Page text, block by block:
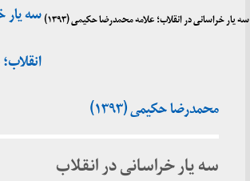
سه یار خراسانی در انقلاب؛ علامه محمدرضا حکیمی (۱۳۹۳)
سه یار
محمدرضا حکیمی (۱۳۹۳)
سه یار خراسانی در انقلاب